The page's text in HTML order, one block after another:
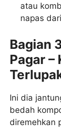
atau
napas
Bagian
Pagar –
Ini dia
bedah
diremehkan